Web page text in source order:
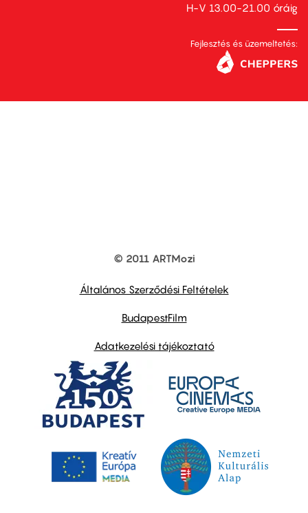
H-V 13.00-21.00 óráig
Fejlesztés és üzemeltetés:
© 2011 ARTMozi
Általános Szerződési Feltételek
BudapestFilm
Adatkezelési tájékoztató